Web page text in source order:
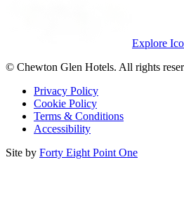
Explore
© Chewton Glen Hotels. All rights
Privacy Policy
Cookie Policy
Terms & Conditions
Accessibility
Site by Forty Eight Point One